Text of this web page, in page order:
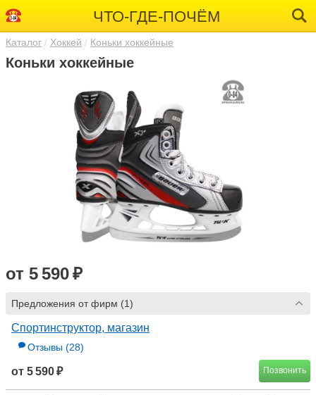
ЧТО-ГДЕ-ПОЧЁМ
Каталог Хоккей Коньки хоккейные
Коньки хоккейные
от 5 590 ₽
Предложения от фирм (1)
Спортинструктор, магазин
Отзывы (28)
от 5 590 ₽ Позвонить